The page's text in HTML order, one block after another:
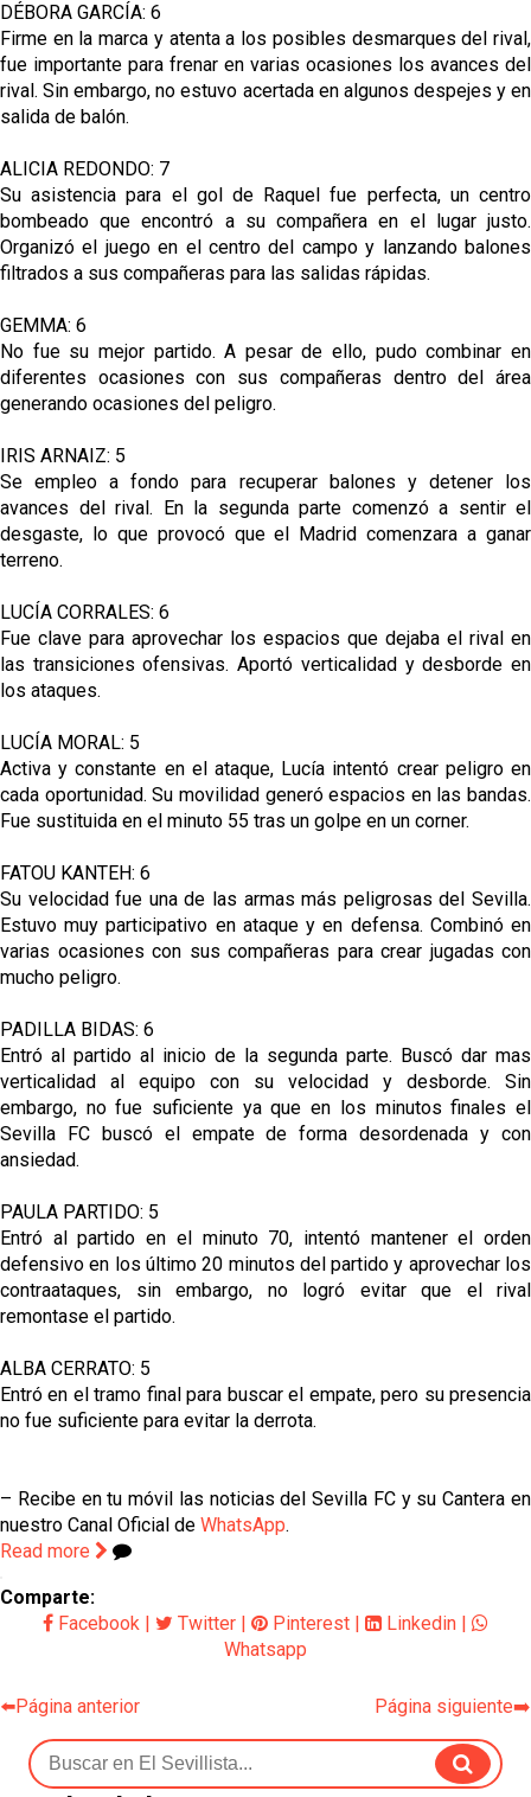
DÉBORA GARCÍA: 6
Firme en la marca y atenta a los posibles desmarques del rival,
fue importante para frenar en varias ocasiones los avances del
rival. Sin embargo, no estuvo acertada en algunos despejes y en
salida de balón.
ALICIA REDONDO: 7
Su asistencia para el gol de Raquel fue perfecta, un centro
bombeado que encontró a su compañera en el lugar justo.
Organizó el juego en el centro del campo y lanzando balones
filtrados a sus compañeras para las salidas rápidas.
GEMMA: 6
No fue su mejor partido. A pesar de ello, pudo combinar en
diferentes ocasiones con sus compañeras dentro del área
generando ocasiones del peligro.
IRIS ARNAIZ: 5
Se empleo a fondo para recuperar balones y detener los
avances del rival. En la segunda parte comenzó a sentir el
desgaste, lo que provocó que el Madrid comenzara a ganar
terreno.
LUCÍA CORRALES: 6
Fue clave para aprovechar los espacios que dejaba el rival en
las transiciones ofensivas. Aportó verticalidad y desborde en
los ataques.
LUCÍA MORAL: 5
Activa y constante en el ataque, Lucía intentó crear peligro en
cada oportunidad. Su movilidad generó espacios en las bandas.
Fue sustituida en el minuto 55 tras un golpe en un corner.
FATOU KANTEH: 6
Su velocidad fue una de las armas más peligrosas del Sevilla.
Estuvo muy participativo en ataque y en defensa. Combinó en
varias ocasiones con sus compañeras para crear jugadas con
mucho peligro.
PADILLA BIDAS: 6
Entró al partido al inicio de la segunda parte. Buscó dar mas
verticalidad al equipo con su velocidad y desborde. Sin
embargo, no fue suficiente ya que en los minutos finales el
Sevilla FC buscó el empate de forma desordenada y con
ansiedad.
PAULA PARTIDO: 5
Entró al partido en el minuto 70, intentó mantener el orden
defensivo en los último 20 minutos del partido y aprovechar los
contraataques, sin embargo, no logró evitar que el rival
remontase el partido.
ALBA CERRATO: 5
Entró en el tramo final para buscar el empate, pero su presencia
no fue suficiente para evitar la derrota.
– Recibe en tu móvil las noticias del Sevilla FC y su Cantera en
nuestro Canal Oficial de WhatsApp.
Read more
Comparte:
Facebook | Twitter | Pinterest | Linkedin |
Whatsapp
⬅️Página anterior Página siguiente➡️